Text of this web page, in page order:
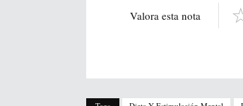
Valora esta nota